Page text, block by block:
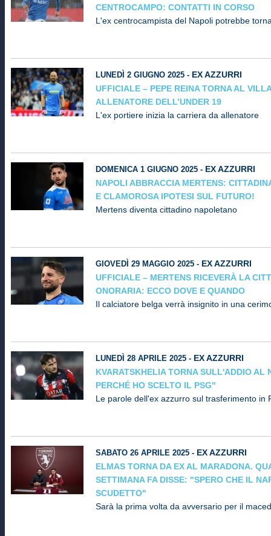
CENTROCAMPO: CONTATTI IN CORSO
L'ex centrocampista del Napoli potrebbe
LUNEDÌ 2 GIUGNO 2025 - EX AZZURRI
UFFICIALE – PEPE REINA TORNA AL
ALLENATORE DELL’UNDER 19
L'ex portiere inizia la carriera da allenatore
DOMENICA 1 GIUGNO 2025 - EX AZZURRI
NAPOLI ABBRACCIA MERTENS:
E CLAMOROSA IPOTESI SUL FUTURO!
Mertens diventa cittadino napoletano
GIOVEDÌ 29 MAGGIO 2025 - EX AZZURRI
UFFICIALE – MERTENS RICEVERÀ LA
ONORARIA: ECCO DOVE E QUANDO
Il calciatore belga verrà insignito in una
LUNEDÌ 28 APRILE 2025 - EX AZZURRI
KVARATSKHELIA TORNA SULL'ADDIO AL
PERCHÉ HO SCELTO IL PSG"
Le parole dell'ex azzurro sul trasferimento in
SABATO 26 APRILE 2025 - EX AZZURRI
ELMAS TORNA DA EX AL MARADONA.
SETTIMANA FA DISSE: "SPERO CHE IL
SCUDETTO"
Sarà la prima volta da avversario per il